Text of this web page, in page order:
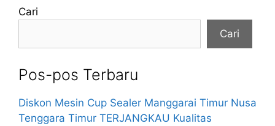
Cari
Cari
Pos-pos Terbaru
Diskon Mesin Cup Sealer Manggarai Timur Nusa
Tenggara Timur TERJANGKAU Kualitas